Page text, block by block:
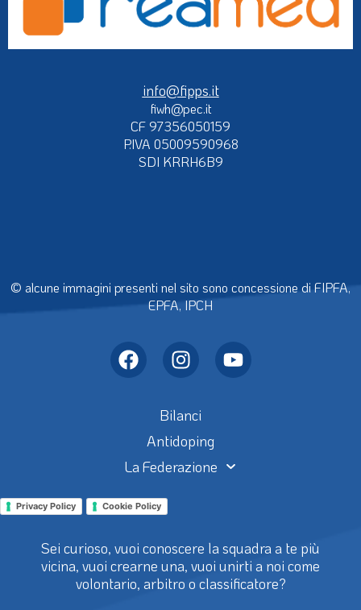
info@fipps.it
fiwh@pec.it
CF 97356050159
P.IVA 05009590968
SDI KRRH6B9
© alcune immagini presenti nel sito sono concessione di FIPFA,
EPFA, IPCH
Bilanci
Antidoping
La Federazione
Privacy Policy Cookie Policy
Sei curioso, vuoi conoscere la squadra a te più
vicina, vuoi crearne una, vuoi unirti a noi come
volontario, arbitro o classificatore?